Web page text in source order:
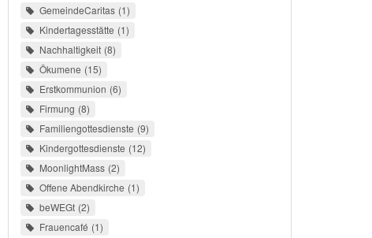
GemeindeCaritas 1
Kindertagesstätte 1
Nachhaltigkeit 8
Ökumene 15
Erstkommunion 6
Firmung 8
Familiengottesdienste 9
Kindergottesdienste 12
MoonlightMass 2
Offene Abendkirche 1
beWEGt 2
Frauencafé 1